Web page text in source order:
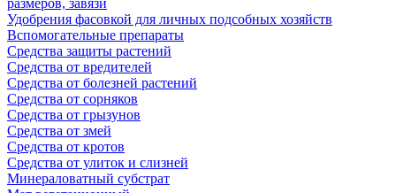
размеров, завязи
Удобрения фасовкой для личных подсобных хозяйств
Вспомогательные препараты
Средства защиты растений
Средства от вредителей
Средства от болезней растений
Средства от сорняков
Средства от грызунов
Средства от змей
Средства от кротов
Средства от улиток и слизней
Минераловатный субстрат